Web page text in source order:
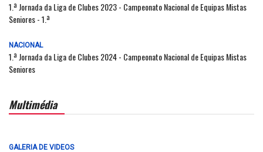
1.ª Jornada da Liga de Clubes 2023 - Campeonato Nacional de Equipas Mistas
Seniores - 1.ª
NACIONAL
1.ª Jornada da Liga de Clubes 2024 - Campeonato Nacional de Equipas Mistas
Seniores
Multimédia
GALERIA DE VIDEOS